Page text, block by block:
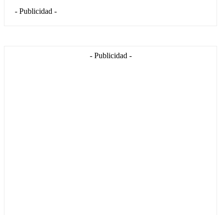
- Publicidad -
- Publicidad -